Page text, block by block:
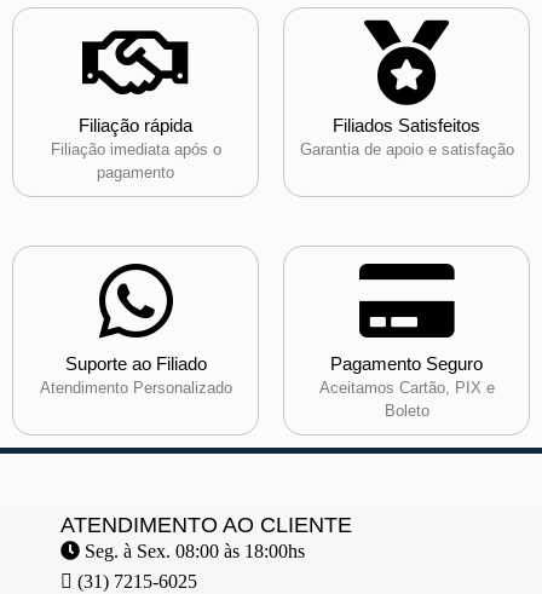
Filiação rápida
Filiação imediata após o
pagamento
Filiados Satisfeitos
Garantia de apoio e satisfação
Suporte ao Filiado
Atendimento Personalizado
Pagamento Seguro
Aceitamos Cartão, PIX e
Boleto
ATENDIMENTO AO CLIENTE
Seg. à Sex. 08:00 às 18:00hs
(31) 7215-6025